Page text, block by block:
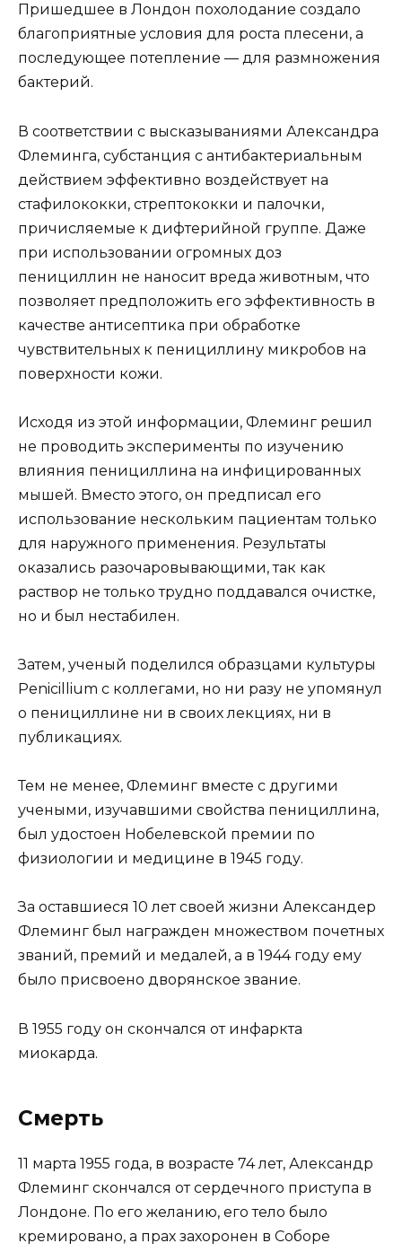
Пришедшее в Лондон похолодание создало
благоприятные условия для роста плесени, а
последующее потепление — для размножения
бактерий.
В соответствии с высказываниями Александра
Флеминга, субстанция с антибактериальным
действием эффективно воздействует на
стафилококки, стрептококки и палочки,
причисляемые к дифтерийной группе. Даже
при использовании огромных доз
пенициллин не наносит вреда животным, что
позволяет предположить его эффективность в
качестве антисептика при обработке
чувствительных к пенициллину микробов на
поверхности кожи.
Исходя из этой информации, Флеминг решил
не проводить эксперименты по изучению
влияния пенициллина на инфицированных
мышей. Вместо этого, он предписал его
использование нескольким пациентам только
для наружного применения. Результаты
оказались разочаровывающими, так как
раствор не только трудно поддавался очистке,
но и был нестабилен.
Затем, ученый поделился образцами культуры
Penicillium с коллегами, но ни разу не упомянул
о пенициллине ни в своих лекциях, ни в
публикациях.
Тем не менее, Флеминг вместе с другими
учеными, изучавшими свойства пенициллина,
был удостоен Нобелевской премии по
физиологии и медицине в 1945 году.
За оставшиеся 10 лет своей жизни Александер
Флеминг был награжден множеством почетных
званий, премий и медалей, а в 1944 году ему
было присвоено дворянское звание.
В 1955 году он скончался от инфаркта
миокарда.
Смерть
11 марта 1955 года, в возрасте 74 лет, Александр
Флеминг скончался от сердечного приступа в
Лондоне. По его желанию, его тело было
кремировано, а прах захоронен в Соборе